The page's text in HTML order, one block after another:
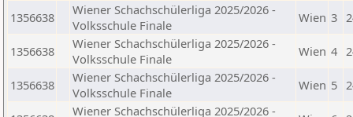
1356638
Wiener Schachschülerliga 2025/2026 -
Volksschule Finale
Wien 3
1356638
Wiener Schachschülerliga 2025/2026 -
Volksschule Finale
Wien 4
1356638
Wiener Schachschülerliga 2025/2026 -
Volksschule Finale
Wien 5
Wiener Schachschülerliga 2025/2026 -